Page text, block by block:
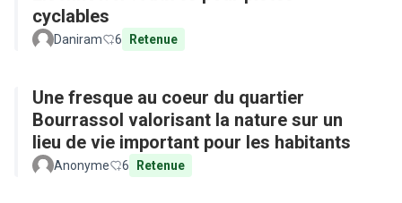
cyclables
Daniram 6 Retenue
Une fresque au coeur du quartier
Bourrassol valorisant la nature sur un
lieu de vie important pour les habitants
Anonyme 6 Retenue